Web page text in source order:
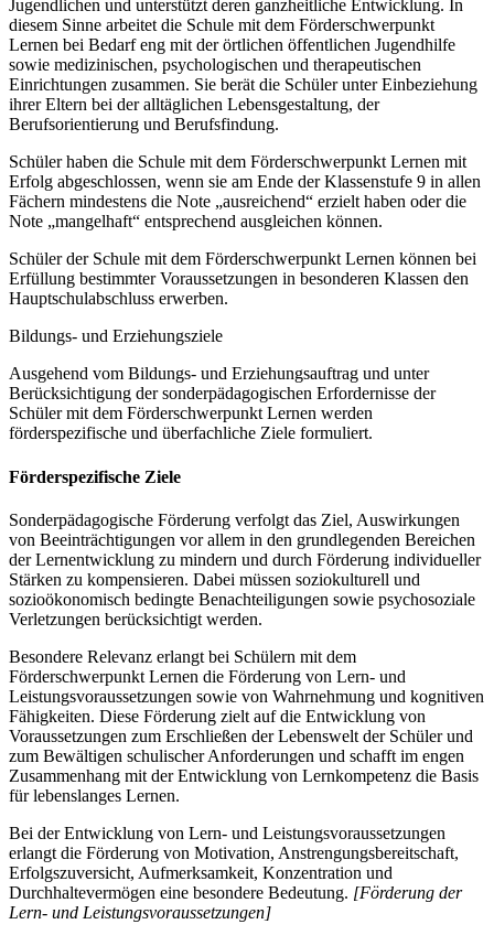
Jugendlichen und unterstützt deren ganzheitliche Entwicklung. In
diesem Sinne arbeitet die Schule mit dem Förderschwerpunkt
Lernen bei Bedarf eng mit der örtlichen öffentlichen Jugendhilfe
sowie medizinischen, psychologischen und therapeutischen
Einrichtungen zusammen. Sie berät die Schüler unter Einbeziehung
ihrer Eltern bei der alltäglichen Lebensgestaltung, der
Berufsorientierung und Berufsfindung.
Schüler haben die Schule mit dem Förderschwerpunkt Lernen mit
Erfolg abgeschlossen, wenn sie am Ende der Klassenstufe 9 in allen
Fächern mindestens die Note „ausreichend“ erzielt haben oder die
Note „mangelhaft“ entsprechend ausgleichen können.
Schüler der Schule mit dem Förderschwerpunkt Lernen können bei
Erfüllung bestimmter Voraussetzungen in besonderen Klassen den
Hauptschulabschluss erwerben.
Bildungs- und Erziehungsziele
Ausgehend vom Bildungs- und Erziehungsauftrag und unter
Berücksichtigung der sonderpädagogischen Erfordernisse der
Schüler mit dem Förderschwerpunkt Lernen werden
förderspezifische und überfachliche Ziele formuliert.
Förderspezifische Ziele
Sonderpädagogische Förderung verfolgt das Ziel, Auswirkungen
von Beeinträchtigungen vor allem in den grundlegenden Bereichen
der Lernentwicklung zu mindern und durch Förderung individueller
Stärken zu kompensieren. Dabei müssen soziokulturell und
sozioökonomisch bedingte Benachteiligungen sowie psychosoziale
Verletzungen berücksichtigt werden.
Besondere Relevanz erlangt bei Schülern mit dem
Förderschwerpunkt Lernen die Förderung von Lern- und
Leistungsvoraussetzungen sowie von Wahrnehmung und kognitiven
Fähigkeiten. Diese Förderung zielt auf die Entwicklung von
Voraussetzungen zum Erschließen der Lebenswelt der Schüler und
zum Bewältigen schulischer Anforderungen und schafft im engen
Zusammenhang mit der Entwicklung von Lernkompetenz die Basis
für lebenslanges Lernen.
Bei der Entwicklung von Lern- und Leistungsvoraussetzungen
erlangt die Förderung von Motivation, Anstrengungsbereitschaft,
Erfolgszuversicht, Aufmerksamkeit, Konzentration und
Durchhaltevermögen eine besondere Bedeutung. [Förderung der
Lern- und Leistungsvoraussetzungen]